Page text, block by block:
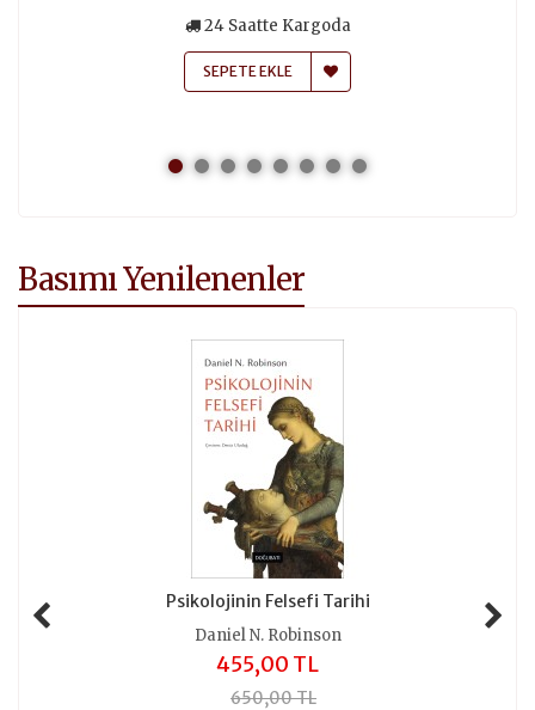
24 Saatte Kargoda
SEPETE EKLE
Basımı Yenilenenler
Psikolojinin Felsefi Tarihi
Daniel N. Robinson
455,00 TL
650,00 TL